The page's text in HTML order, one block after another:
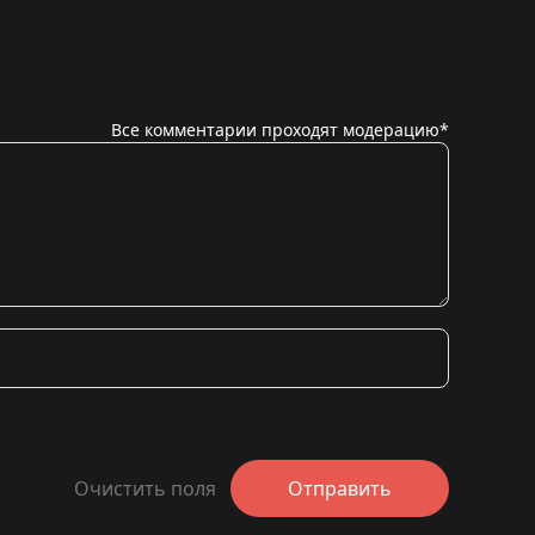
Все комментарии проходят модерацию*
Очистить поля Отправить